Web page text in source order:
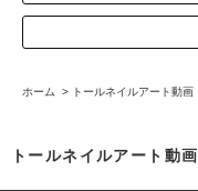
ホーム > トールネイルアート動画
トールネイルアート動画